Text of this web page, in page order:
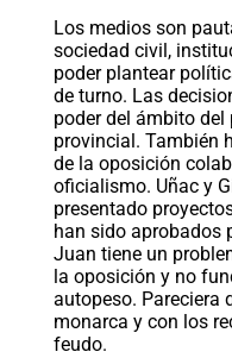
Los medios son
sociedad civil,
poder plantear
de turno. Las
poder del ámbito
provincial. También
de la oposición
oficialismo. Uñac y
presentado
han sido aprobados
Juan tiene un
la oposición y no
autopeso. Pareciera
monarca y con los
feudo.